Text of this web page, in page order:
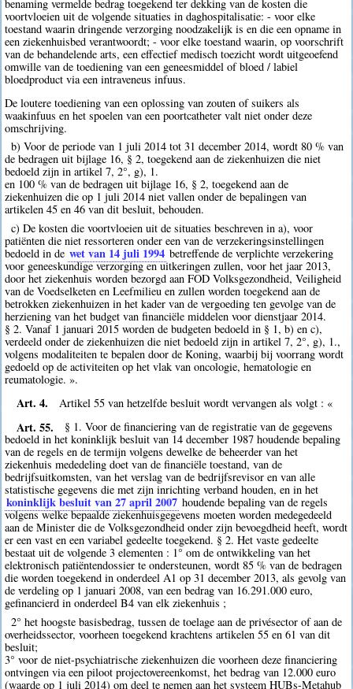
benaming vermelde bedrag toegekend ter dekking van de kosten die
voortvloeien uit de volgende situaties in daghospitalisatie: - voor elke
toestand waarin dringende verzorging noodzakelijk is en die een opname in
een ziekenhuisbed verantwoordt; - voor elke toestand waarin, op voorschrift
van de behandelende arts, een effectief medisch toezicht wordt uitgeoefend
omwille van de toediening van een geneesmiddel of bloed / labiel
bloedproduct via een intraveneus infuus.
De loutere toediening van een oplossing van zouten of suikers als
waakinfuus en het spoelen van een poortcatheter valt niet onder deze
omschrijving.
b) Voor de periode van 1 juli 2014 tot 31 december 2014, wordt 80 % van
de bedragen uit bijlage 16, § 2, toegekend aan de ziekenhuizen die niet
bedoeld zijn in artikel 7, 2°, g), 1.
en 100 % van de bedragen uit bijlage 16, § 2, toegekend aan de
ziekenhuizen die op 1 juli 2014 niet vallen onder de bepalingen van
artikelen 45 en 46 van dit besluit, behouden.
c) De kosten die voortvloeien uit de situaties beschreven in a), voor
patiënten die niet ressorteren onder een van de verzekeringsinstellingen
bedoeld in de wet van 14 juli 1994 betreffende de verplichte verzekering
voor geneeskundige verzorging en uitkeringen zullen, voor het jaar 2013,
door het ziekenhuis worden bezorgd aan FOD Volksgezondheid, Veiligheid
van de Voedselketen en Leefmilieu en zullen worden toegekend aan de
betrokken ziekenhuizen in het kader van de vergoeding ten gevolge van de
herziening van het budget van financiële middelen voor dienstjaar 2014.
§ 2. Vanaf 1 januari 2015 worden de budgeten bedoeld in § 1, b) en c),
verdeeld onder de ziekenhuizen die niet bedoeld zijn in artikel 7, 2°, g), 1.,
volgens modaliteiten te bepalen door de Koning, waarbij bij voorrang wordt
gedoeld op de activiteiten op het vlak van oncologie, hematologie en
reumatologie. ».
Art. 4. Artikel 55 van hetzelfde besluit wordt vervangen als volgt : «
Art. 55.
§ 1. Voor de financiering van de registratie van de gegevens
bedoeld in het koninklijk besluit van 14 december 1987 houdende bepaling
van de regels en de termijn volgens dewelke de beheerder van het
ziekenhuis mededeling doet van de financiële toestand, van de
bedrijfsuitkomsten, van het verslag van de bedrijfsrevisor en van alle
statistische gegevens die met zijn inrichting verband houden, en in het
koninklijk besluit van 27 april 2007 houdende bepaling van de regels
volgens welke bepaalde ziekenhuisgegevens moeten worden medegedeeld
aan de Minister die de Volksgezondheid onder zijn bevoegdheid heeft, wordt
er een vast en een variabel gedeelte toegekend. § 2. Het vaste gedeelte
bestaat uit de volgende 3 elementen : 1° om de ontwikkeling van het
elektronisch patiëntendossier te ondersteunen, wordt 85 % van de bedragen
die worden toegekend in onderdeel A1 op 31 december 2013, als gevolg van
de verdeling op 1 januari 2008, van een bedrag van 16.291.000 euro,
gefinancierd in onderdeel B4 van elk ziekenhuis ;
2° het hoogste basisbedrag, tussen de toelage aan de privésector of aan de
overheidssector, voorheen toegekend krachtens artikelen 55 en 61 van dit
besluit;
3° voor de niet-psychiatrische ziekenhuizen die voorheen deze financiering
ontvingen via een piloot projectovereenkomst, het bedrag van 12.000 euro
(waarde op 1 juli 2014) om deel te nemen aan het systeem HUBs-Metahub